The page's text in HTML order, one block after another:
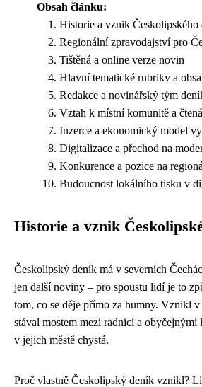
Obsah článku:
Historie a vznik Českolipského
Regionální zpravodajství pro
Tištěná a online verze novin
Hlavní tematické rubriky a
Redakce a novinářský tým
Vztah k místní komunitě a
Inzerce a ekonomický model
Digitalizace a přechod na
Konkurence a pozice na
Budoucnost lokálního tisku v
Historie a vznik
Českolipský deník má v severních
jen další noviny – pro spoustu lidí je to
tom, co se děje přímo za humny. Vznikl
stával mostem mezi radnicí a
v jejich městě chystá.
Proč vlastně Českolipský deník vznikl?